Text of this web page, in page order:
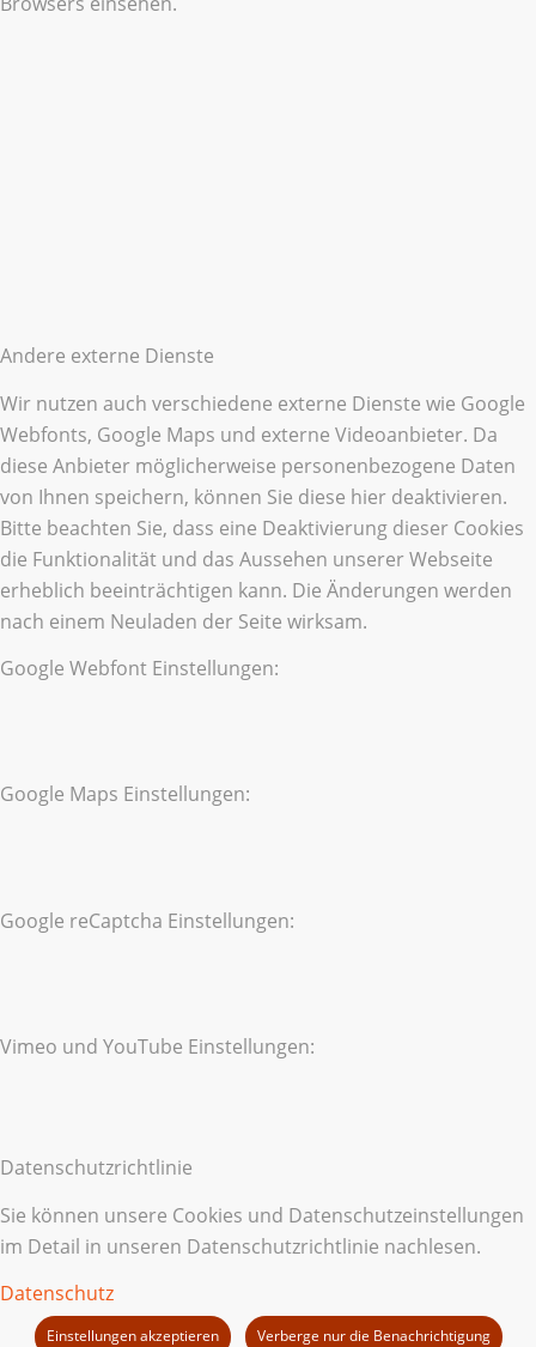
Andere externe Dienste
Wir nutzen auch verschiedene externe Dienste wie Google
Webfonts, Google Maps und externe Videoanbieter. Da
diese Anbieter möglicherweise personenbezogene Daten
von Ihnen speichern, können Sie diese hier deaktivieren.
Bitte beachten Sie, dass eine Deaktivierung dieser Cookies
die Funktionalität und das Aussehen unserer Webseite
erheblich beeinträchtigen kann. Die Änderungen werden
nach einem Neuladen der Seite wirksam.
Google Webfont Einstellungen:
Google Maps Einstellungen:
Google reCaptcha Einstellungen:
Vimeo und YouTube Einstellungen:
Datenschutzrichtlinie
Sie können unsere Cookies und Datenschutzeinstellungen
im Detail in unseren Datenschutzrichtlinie nachlesen.
Datenschutz
Einstellungen akzeptieren Verberge nur die Benachrichtigung